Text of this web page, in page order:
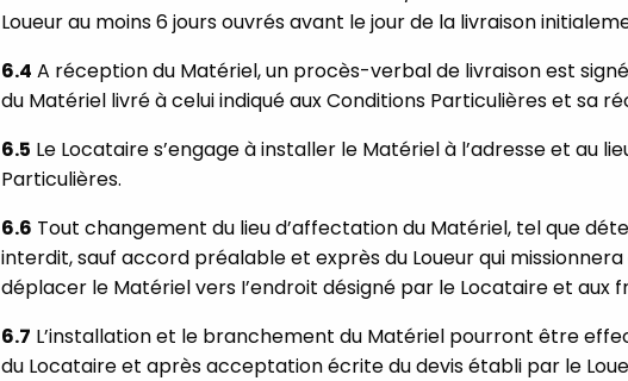
Loueur au moins 6 jours ouvrés avant le jour de la livraison
6.4 A réception du Matériel, un procès-verbal de livraison est
du Matériel livré à celui indiqué aux Conditions Particulières et sa
6.5 Le Locataire s’engage à installer le Matériel à l’adresse et au
Particulières.
6.6 Tout changement du lieu d’affectation du Matériel, tel que
interdit, sauf accord préalable et exprès du Loueur qui
déplacer le Matériel vers I’endroit désigné par le Locataire et aux
6.7 L’installation et le branchement du Matériel pourront être
du Locataire et après acceptation écrite du devis établi par le